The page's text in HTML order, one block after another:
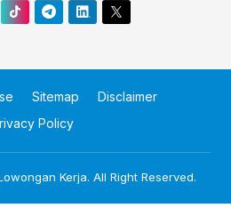
Sitemap
Disclaimer
Policy
Kerja. All Right Reserved.